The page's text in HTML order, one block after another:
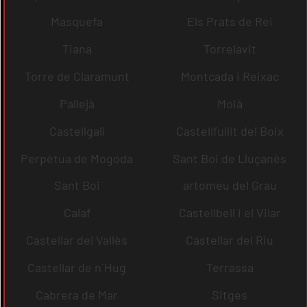
Masquefa
Els Prats de Rei
Tiana
Torrelavit
Torre de Claramunt
Montcada i Reixac
Pallejà
Moià
Castellgalí
Castellfullit del Boix
Perpètua de Mogoda
Sant Boi de Lluçanès
Sant Boi
artomeu del Grau
Calaf
Castellbell i el Vilar
Castellar del Vallès
Castellar del Riu
Castellar de n´Hug
Terrassa
Cabrera de Mar
Sitges